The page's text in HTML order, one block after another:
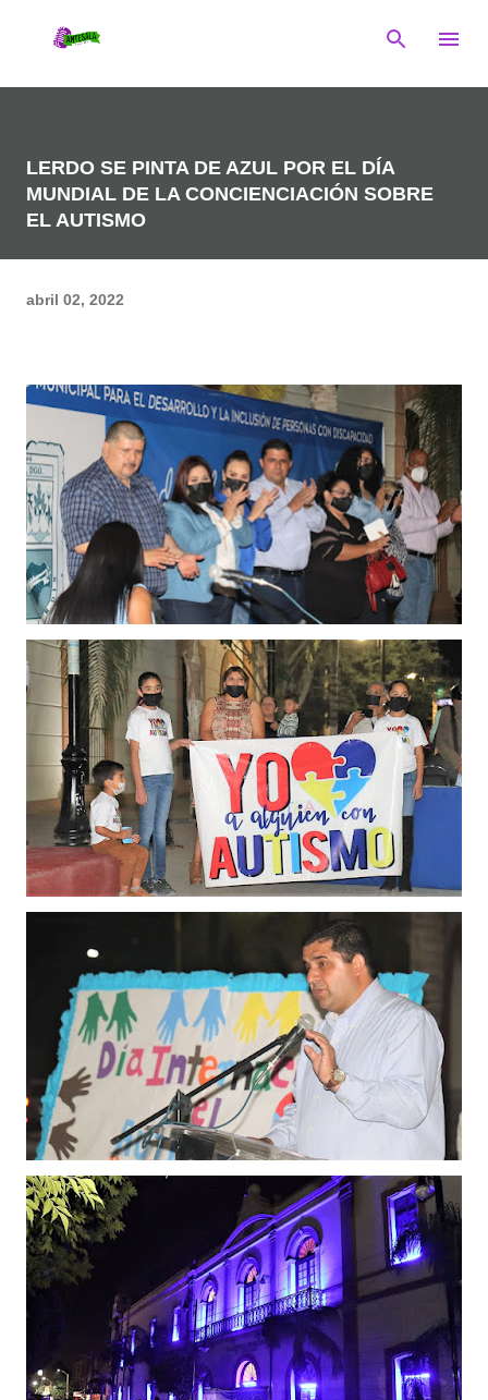
LERDO SE PINTA DE AZUL POR EL DÍA
MUNDIAL DE LA CONCIENCIACIÓN SOBRE
EL AUTISMO
abril 02, 2022